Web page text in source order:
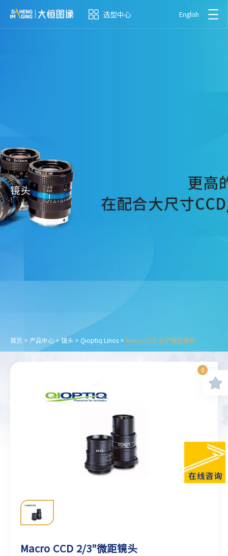
选型中心 English
镜头
首页 > 产品中心 >镜头 > Qioptiq Linos > Macro CCD 2/3"微距镜头
Macro CCD 2/3"微距镜头
0